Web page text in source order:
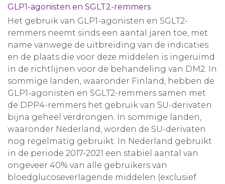
GLP1-agonisten en SGLT2-remmers
Het gebruik van GLP1-agonisten en SGLT2-
remmers neemt sinds een aantal jaren toe, met
name vanwege de uitbreiding van de indicaties
en de plaats die voor deze middelen is ingeruimd
in de richtlijnen voor de behandeling van DM2. In
sommige landen, waaronder Finland, hebben de
GLP1-agonisten en SGLT2-remmers samen met
de DPP4-remmers het gebruik van SU-derivaten
bijna geheel verdrongen. In sommige landen,
waaronder Nederland, worden de SU-derivaten
nog regelmatig gebruikt. In Nederland gebruikt
in de periode 2017-2021 een stabiel aantal van
ongeveer 40% van alle gebruikers van
bloedglucoseverlagende middelen (exclusief